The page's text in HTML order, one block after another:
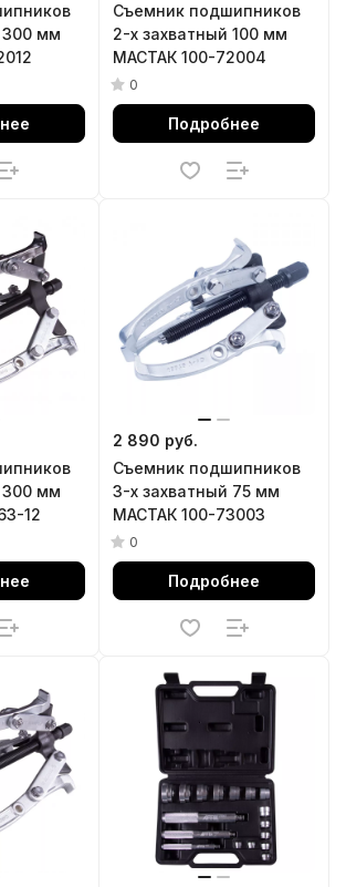
300 мм
Съемник подшипников
2-х захватный 100 мм
МАСТАК 100-72004
0
Подробнее
300 мм
12
2 890 руб.
Съемник подшипников
3-х захватный 75 мм
МАСТАК 100-73003
0
Подробнее